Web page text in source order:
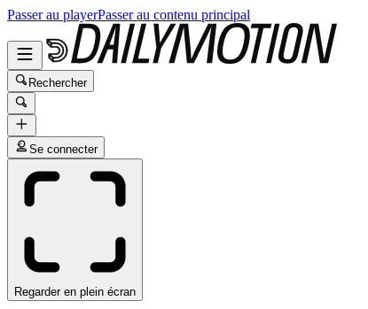
Passer au playerPasser au contenu principal
Rechercher
Se connecter
Regarder en plein écran